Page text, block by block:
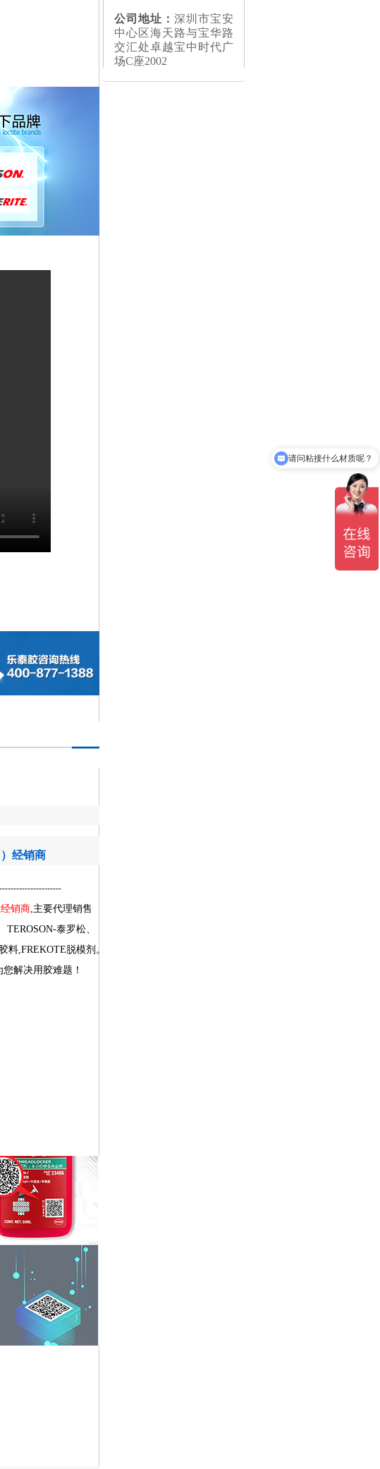
公司地址： 深圳市宝安
中心区海天路与宝华路
交汇处卓越宝中时代广
场C座2002
经销商
经销商,主要代理销售
泰罗松、
料,FREKOTE脱模剂。
解决用胶难题！
请问这款有现货吗？